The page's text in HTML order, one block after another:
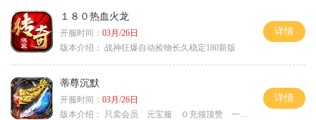
１８０热血火龙
开服时间： 03月/26日
版本介绍： 战神狂爆自动捡物长久稳定180新版
详情
蒂尊沉默
开服时间： 03月/26日
版本介绍：
只卖会员 元宝服 ０充领顶赞 一切靠打
详情